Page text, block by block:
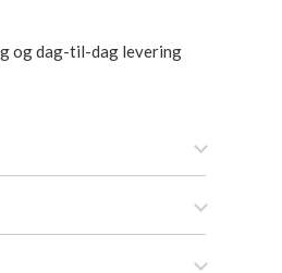
og dag-til-dag levering